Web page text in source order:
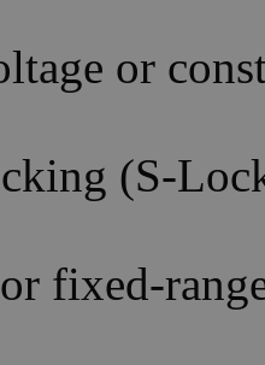
or
(S-
fixed-